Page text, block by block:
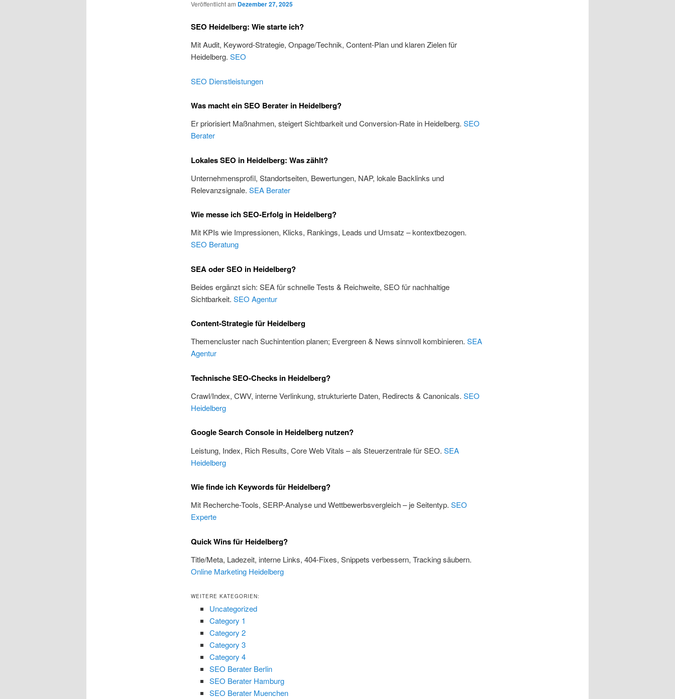
Veröffentlicht am Dezember 27, 2025
SEO Heidelberg: Wie starte ich?
Mit Audit, Keyword-Strategie, Onpage/Technik, Content-Plan und klaren Zielen für
Heidelberg. SEO
SEO Dienstleistungen
Was macht ein SEO Berater in Heidelberg?
Er priorisiert Maßnahmen, steigert Sichtbarkeit und Conversion-Rate in Heidelberg. SEO
Berater
Lokales SEO in Heidelberg: Was zählt?
Unternehmensprofil, Standortseiten, Bewertungen, NAP, lokale Backlinks und
Relevanzsignale. SEA Berater
Wie messe ich SEO-Erfolg in Heidelberg?
Mit KPIs wie Impressionen, Klicks, Rankings, Leads und Umsatz – kontextbezogen.
SEO Beratung
SEA oder SEO in Heidelberg?
Beides ergänzt sich: SEA für schnelle Tests & Reichweite, SEO für nachhaltige
Sichtbarkeit. SEO Agentur
Content-Strategie für Heidelberg
Themencluster nach Suchintention planen; Evergreen & News sinnvoll kombinieren. SEA
Agentur
Technische SEO-Checks in Heidelberg?
Crawl/Index, CWV, interne Verlinkung, strukturierte Daten, Redirects & Canonicals. SEO
Heidelberg
Google Search Console in Heidelberg nutzen?
Leistung, Index, Rich Results, Core Web Vitals – als Steuerzentrale für SEO. SEA
Heidelberg
Wie finde ich Keywords für Heidelberg?
Mit Recherche-Tools, SERP-Analyse und Wettbewerbsvergleich – je Seitentyp. SEO
Experte
Quick Wins für Heidelberg?
Title/Meta, Ladezeit, interne Links, 404-Fixes, Snippets verbessern, Tracking säubern.
Online Marketing Heidelberg
WEITERE KATEGORIEN:
Uncategorized
Category 1
Category 2
Category 3
Category 4
SEO Berater Berlin
SEO Berater Hamburg
SEO Berater Muenchen